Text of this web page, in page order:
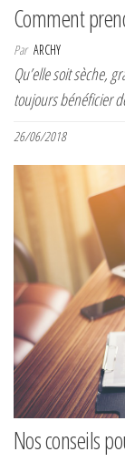
Comment
Par ARCHY
Qu’elle soit sèche,
toujours bénéficier
26/06/2018
Nos conseils